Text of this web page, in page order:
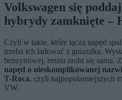
Volkswagen się
hybrydy zamknięte –
Czyli w takie, które łączą napęd
trzeba ich ładować z gniazdka.
benzynowej, reszta zrobi się sama.
napęd o nieskomplikowanej
T-Roca, czyli najpopularniejszych
VW.